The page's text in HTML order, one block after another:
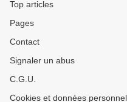
Top articles
Pages
Contact
Signaler un abus
C.G.U.
Cookies et données